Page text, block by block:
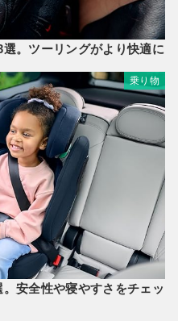
。ツーリングがより快適に
乗り物
安全性や寝やすさをチェッ